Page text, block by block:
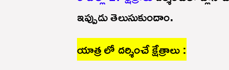
ఇప్పుడు తెలుసుకుందాం.
యాత్ర లో దర్శించే క్షేత్రాలు :